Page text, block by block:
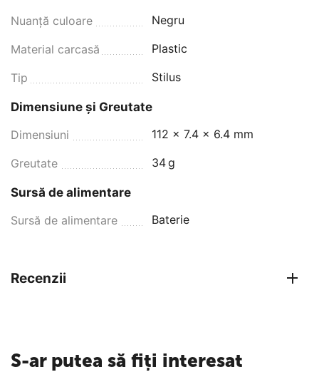
Nuanță culoare Negru
Material carcasă Plastic
Tip Stilus
Dimensiune și Greutate
Dimensiuni
112 x 7.4 x 6.4 mm
Greutate 34g
Sursă de alimentare
Sursă de alimentare
Baterie
Recenzii
S-ar putea să fiți interesat